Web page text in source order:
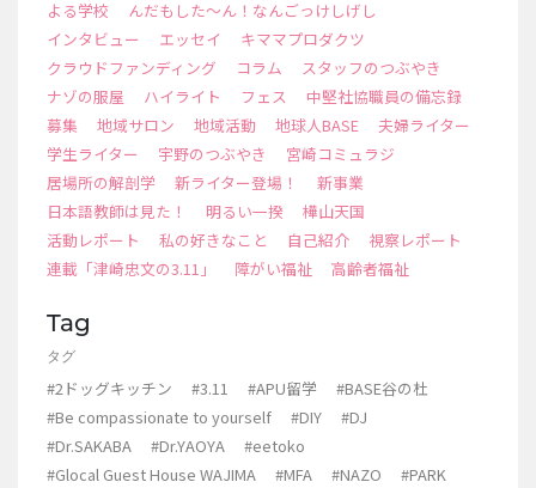
よる学校
んだもした～ん！なんごっけしげし
インタビュー
エッセイ
キママプロダクツ
クラウドファンディング
コラム
スタッフのつぶやき
ナゾの服屋
ハイライト フェス
中堅社協職員の備忘録
募集
地域サロン 地域活動 地球人BASE
夫婦ライター
学生ライター
宇野のつぶやき
宮崎コミュラジ
居場所の解剖学
新ライター登場！
新事業
日本語教師は見た！
明るい一揆
樺山天国
活動レポート
私の好きなこと 自己紹介
視察レポート
連載「津崎忠文の3.11」
障がい福祉 高齢者福祉
Tag
タグ
#2ドッグキッチン #3.11 #APU留学
#BASE谷の杜
#Be compassionate to yourself
#DIY
#DJ
#Dr.SAKABA
#Dr.YAOYA
#eetoko
#Glocal Guest House WAJIMA
#MFA #NAZO
#PARK